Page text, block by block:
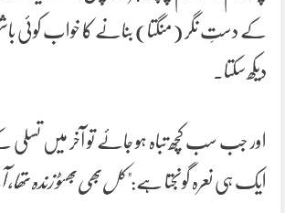
کے دستِ نگر (منگتا) بنانے کا خواب کوئی
دیکھ سکتا۔
اور جب سب کچھ تباہ ہو جائے تو آخر میں
ایک ہی نعرہ گونجتا ہے:"کل بھی بھٹو زندہ تھا،